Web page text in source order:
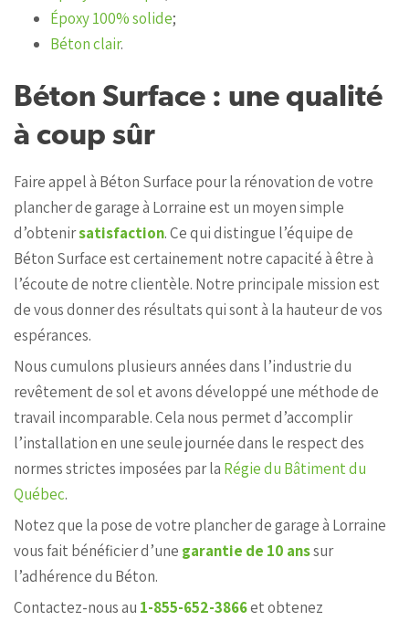
Époxy 100% solide;
Béton clair.
Béton Surface : une qualité
à coup sûr
Faire appel à Béton Surface pour la rénovation de votre
plancher de garage à Lorraine est un moyen simple
d’obtenirsatisfaction. Ce qui distingue l’équipe de
Béton Surface est certainement notre capacité à être à
l’écoute de notre clientèle. Notre principale mission est
de vous donner des résultats qui sont à la hauteur de vos
espérances.
Nous cumulons plusieurs années dans l’industrie du
revêtement de sol et avons développé une méthode de
travail incomparable. Cela nous permet d’accomplir
l’installation en une seule journée dans le respect des
normes strictes imposées par la Régie du Bâtiment du
Québec.
Notez que la pose de votre plancher de garage à Lorraine
vous fait bénéficier d’une garantie de 10 anssur
l’adhérence du Béton.
Contactez-nous au 1-855-652-3866et obtenez